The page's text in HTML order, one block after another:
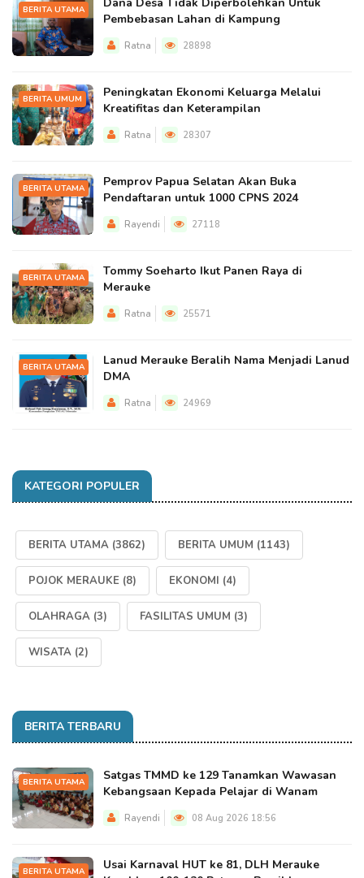
BERITA UTAMA
Pembebasan Lahan di Kampung
Ratna 28898
BERITA UMUM
Peningkatan Ekonomi Keluarga Melalui
Kreatifitas dan Keterampilan
Ratna 28307
BERITA UTAMA
Pemprov Papua Selatan Akan Buka
Pendaftaran untuk 1000 CPNS 2024
Rayendi 27118
BERITA UTAMA
Tommy Soeharto Ikut Panen Raya di
Merauke
Ratna 25571
BERITA UTAMA
Lanud Merauke Beralih Nama Menjadi Lanud
DMA
Ratna 24969
KATEGORI POPULER
BERITA UTAMA (3862) BERITA UMUM (1143)
POJOK MERAUKE (8) EKONOMI (4)
OLAHRAGA (3) FASILITAS UMUM (3)
WISATA (2)
BERITA TERBARU
BERITA UTAMA
Satgas TMMD ke 129 Tanamkan Wawasan
Kebangsaan Kepada Pelajar di Wanam
Rayendi 08 Aug 2026 18:56
BERITA UTAMA
Usai Karnaval HUT ke 81, DLH Merauke